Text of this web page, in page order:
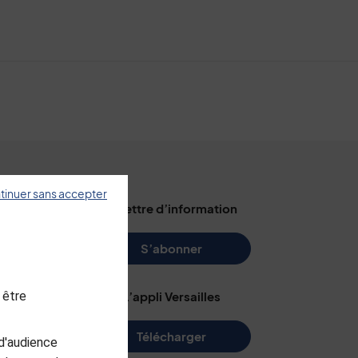
La lettre d’information
S’abonner
L’appli Versailles
Télécharger
sans accepter
être